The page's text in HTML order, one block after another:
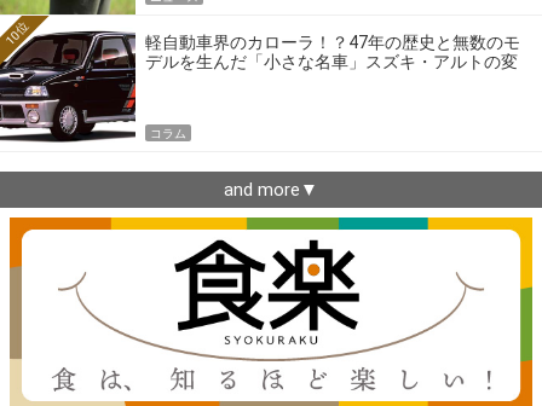
軽自動車界のカローラ！？47年の歴史と無数のモ
デルを生んだ「小さな名車」スズキ・アルトの変
10位
コラム
and more▼